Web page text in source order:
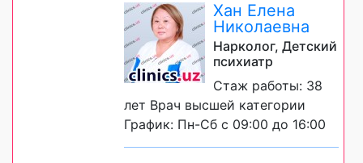
Хан Елена
Николаевна
Нарколог, Детский
психиатр
Стаж работы: 38
лет Врач высшей категории
График: Пн-Сб с 09:00 до 16:00